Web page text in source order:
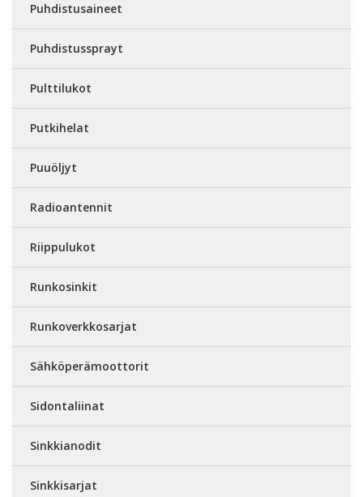
Puhdistusaineet
Puhdistussprayt
Pulttilukot
Putkihelat
Puuöljyt
Radioantennit
Riippulukot
Runkosinkit
Runkoverkkosarjat
Sähköperämoottorit
Sidontaliinat
Sinkkianodit
Sinkkisarjat